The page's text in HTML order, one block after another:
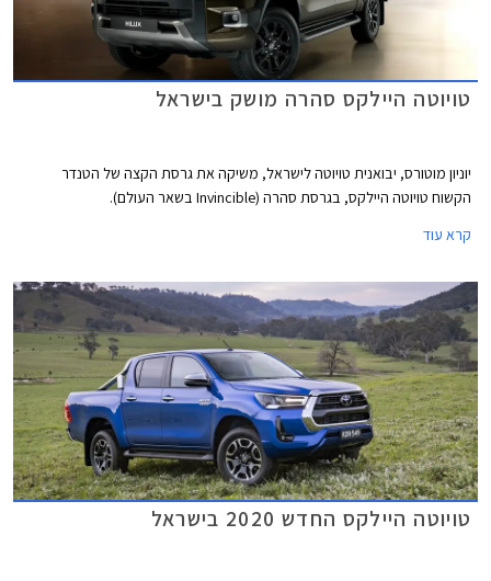
טויוטה היילקס סהרה מושק בישראל
יוניון מוטורס, יבואנית טויוטה לישראל, משיקה את גרסת הקצה של הטנדר
הקשוח טויוטה היילקס, בגרסת סהרה (Invincible בשאר העולם).
קרא עוד
טויוטה היילקס החדש 2020 בישראל